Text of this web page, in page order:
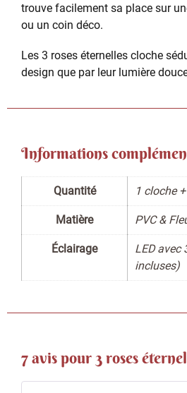
trouve facilement sa place sur
ou un coin déco.
Les 3 roses éternelles cloche
design que par leur lumière
Informations
Quantité 1 cloche
Matière PVC &
Éclairage
LED avec
incluses)
7 avis pour 3 roses